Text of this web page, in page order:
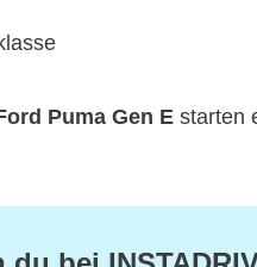
Puma Gen E starten